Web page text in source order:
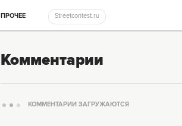
ПРОЧЕЕ Streetcontest.ru
Комментарии
КОММЕНТАРИИ ЗАГРУЖАЮТСЯ